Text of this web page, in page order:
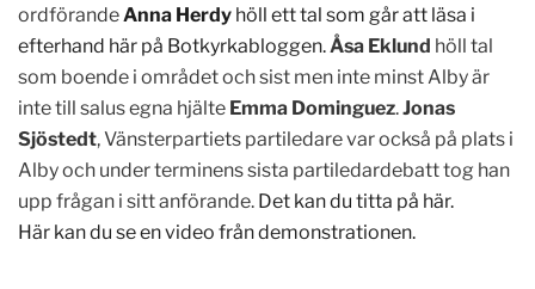
ordförandeAnna Herdy höll ett tal som går att läsa i
efterhand här på Botkyrkabloggen.Åsa Eklund höll tal
som boende i området och sist men inte minst Alby är
inte till salus egna hjälte Emma Dominguez.Jonas
Sjöstedt, Vänsterpartiets partiledare var också på plats i
Alby och under terminens sista partiledardebatt tog han
upp frågan i sitt anförande. Det kan du titta på här.
Här kan du se en video från demonstrationen.